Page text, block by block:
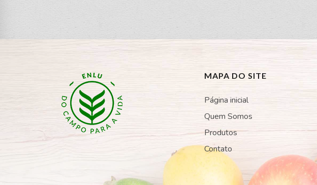
MAPA DO SITE
Página inicial
Quem Somos
Produtos
Contato